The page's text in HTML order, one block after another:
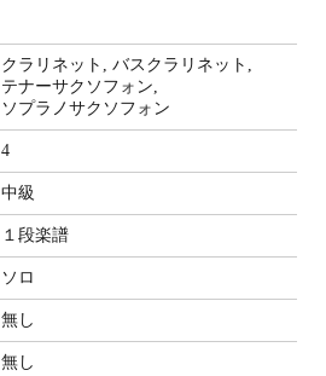
クラリネット, バスクラリネット,
テナーサクソフォン,
ソプラノサクソフォン
4
中級
１段楽譜
ソロ
無し
無し